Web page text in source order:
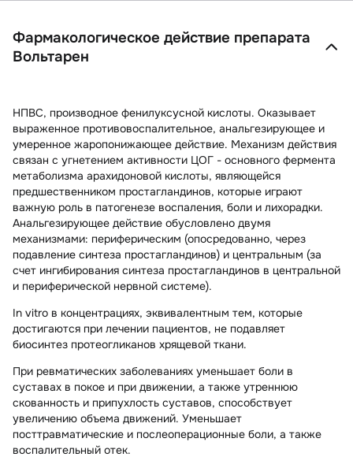
Фармакологическое действие препарата
Вольтарен
НПВС, производное фенилуксусной кислоты. Оказывает
выраженное противовоспалительное, анальгезирующее и
умеренное жаропонижающее действие. Механизм действия
связан с угнетением активности ЦОГ - основного фермента
метаболизма арахидоновой кислоты, являющейся
предшественником простагландинов, которые играют
важную роль в патогенезе воспаления, боли и лихорадки.
Анальгезирующее действие обусловлено двумя
механизмами: периферическим (опосредованно, через
подавление синтеза простагландинов) и центральным (за
счет ингибирования синтеза простагландинов в центральной
и периферической нервной системе).
In vitro в концентрациях, эквивалентным тем, которые
достигаются при лечении пациентов, не подавляет
биосинтез протеогликанов хрящевой ткани.
При ревматических заболеваниях уменьшает боли в
суставах в покое и при движении, а также утреннюю
скованность и припухлость суставов, способствует
увеличению объема движений. Уменьшает
посттравматические и послеоперационные боли, а также
воспалительный отек.